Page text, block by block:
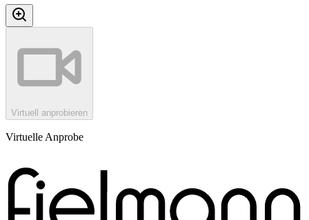
Virtuell anprobieren
Virtuelle Anprobe